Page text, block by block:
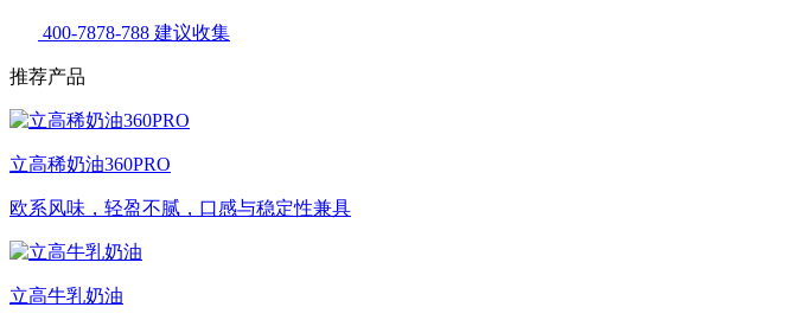
400-7878-788 建议收集
推荐产品
立高稀奶油360PRO
欧系风味，轻盈不腻，口感与稳定性兼具
立高牛乳奶油